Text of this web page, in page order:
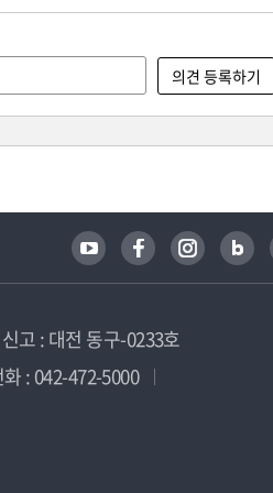
고 : 대전 동구-0233호
: 042-472-5000